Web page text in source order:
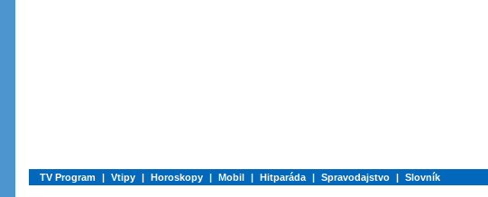
TV Program | Vtipy | Horoskopy | Mobil | Hitparáda | Spravodajstvo | Slovník